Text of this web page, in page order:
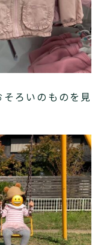
ろいのものを見